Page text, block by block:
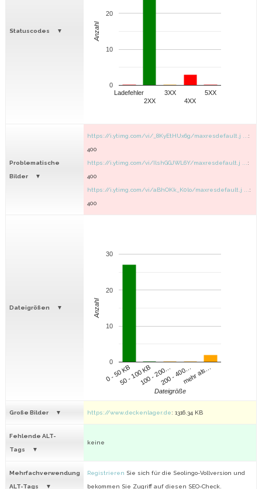
Statuscodes
Ladefehler
2XX
3XX
4XX
5XX
0
10
20
Anzahl
Problematische
Bilder
https://i.ytimg.com/vi/_8KyEtHUx6g/maxresdefault.j ... :
400
https://i.ytimg.com/vi/IlshGGJWL6Y/maxresdefault.j ... :
400
https://i.ytimg.com/vi/aBhOKk_K0lo/maxresdefault.j ... :
400
Dateigrößen
0 - 50 KB50 - 100 KB100 - 200…200 - 400…mehr als…
0
10
20
30
Dateigröße
Anzahl
Große Bilder https://www.deckenlager.de: 1316.34 KB
Fehlende ALT-
Tags
keine
Mehrfachverwendung
ALT-Tags
Registrieren Sie sich für die Seolingo-Vollversion und
bekommen Sie Zugriff auf diesen SEO-Check.